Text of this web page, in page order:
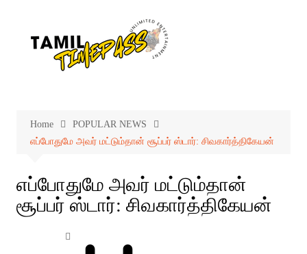
Home
POPULAR NEWS
எப்போதுமே அவர் மட்டும்தான் சூப்பர் ஸ்டார்: சிவகார்த்திகேயன்
எப்போதுமே அவர் மட்டும்தான்
சூப்பர் ஸ்டார்: சிவகார்த்திகேயன்